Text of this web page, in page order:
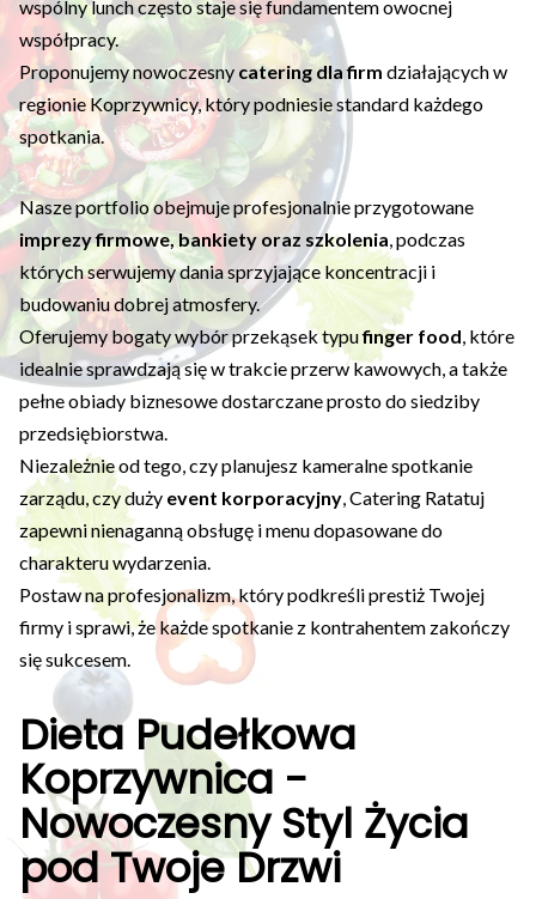
wspólny lunch często staje się fundamentem owocnej
współpracy.
Proponujemy nowoczesny catering dla firm działających w
regionie Koprzywnicy, który podniesie standard każdego
spotkania.
Nasze portfolio obejmuje profesjonalnie przygotowane
imprezy firmowe, bankiety oraz szkolenia, podczas
których serwujemy dania sprzyjające koncentracji i
budowaniu dobrej atmosfery.
Oferujemy bogaty wybór przekąsek typufinger food, które
idealnie sprawdzają się w trakcie przerw kawowych, a także
pełne obiady biznesowe dostarczane prosto do siedziby
przedsiębiorstwa.
Niezależnie od tego, czy planujesz kameralne spotkanie
zarządu, czy duży event korporacyjny, Catering Ratatuj
zapewni nienaganną obsługę i menu dopasowane do
charakteru wydarzenia.
Postaw na profesjonalizm, który podkreśli prestiż Twojej
firmy i sprawi, że każde spotkanie z kontrahentem zakończy
się sukcesem.
Dieta Pudełkowa
Koprzywnica -
Nowoczesny Styl Życia
pod Twoje Drzwi